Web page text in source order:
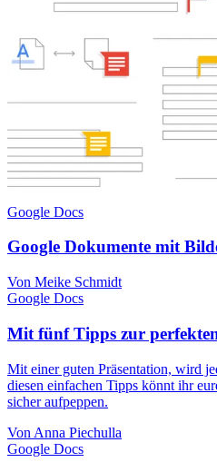
Google Docs
Google Dokumente mit
Von Meike Schmidt
Google Docs
Mit fünf Tipps zur
Mit einer guten Präsentation, wird
diesen einfachen Tipps könnt ihr
sicher aufpeppen.
Von Anna Piechulla
Google Docs